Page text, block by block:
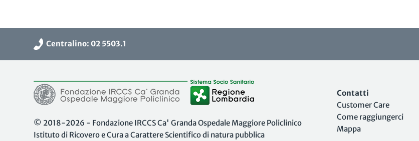
Centralino: 02 5503.1
© 2018-2026 - Fondazione IRCCS Ca' Granda Ospedale Maggiore Policlinico
Istituto di Ricovero e Cura a Carattere Scientifico di natura pubblica
Contatti
Customer Care
Come raggiungerci
Mappa